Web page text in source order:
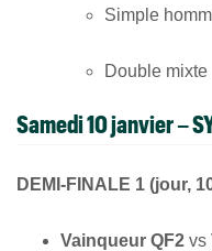
Simple
Double mixte
Samedi 10 janvier –
DEMI-FINALE 1 (jour,
Vainqueur QF2 vs